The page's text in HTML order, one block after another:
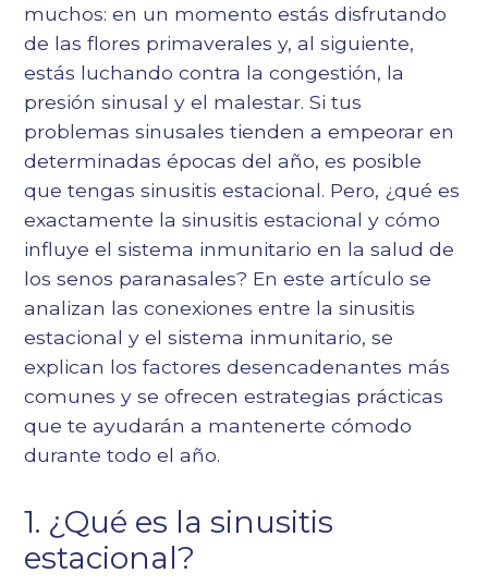
muchos: en un momento estás disfrutando
de las flores primaverales y, al siguiente,
estás luchando contra la congestión, la
presión sinusal y el malestar. Si tus
problemas sinusales tienden a empeorar en
determinadas épocas del año, es posible
que tengas sinusitis estacional. Pero, ¿qué es
exactamente la sinusitis estacional y cómo
influye el sistema inmunitario en la salud de
los senos paranasales? En este artículo se
analizan las conexiones entre la sinusitis
estacional y el sistema inmunitario, se
explican los factores desencadenantes más
comunes y se ofrecen estrategias prácticas
que te ayudarán a mantenerte cómodo
durante todo el año.
1. ¿Qué es la sinusitis
estacional?